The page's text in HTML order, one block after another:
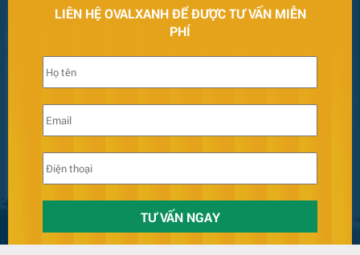
Bàn Ghế 131
LIÊN HỆ OVALXANH ĐỂ ĐƯỢC TƯ VẤN MIỄN
PHÍ